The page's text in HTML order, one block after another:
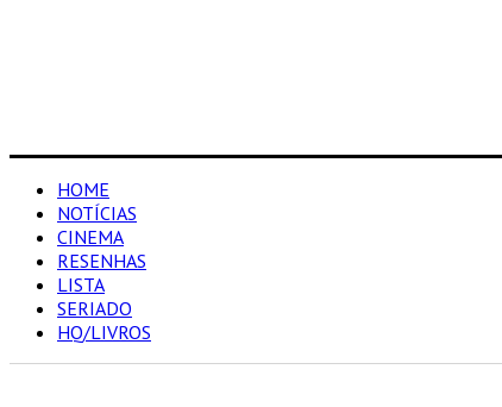
HOME
NOTÍCIAS
CINEMA
RESENHAS
LISTA
SERIADO
HQ/LIVROS